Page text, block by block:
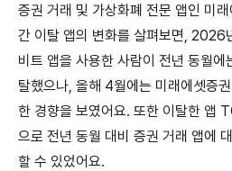
증권 거래 및 가상화폐 전문 앱인 미
간 이탈 앱의 변화를 살펴보면, 2026
비트 앱을 사용한 사람이 전년 동월
탈했으나, 올해 4월에는 미래에셋증
한 경향을 보였어요. 또한 이탈한 앱
으로 전년 동월 대비 증권 거래 앱에
할 수 있었어요.